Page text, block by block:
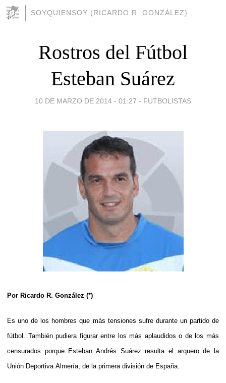
SOYQUIENSOY (RICARDO R. GONZÁLEZ)
Rostros del Fútbol
Esteban Suárez
10 DE MARZO DE 2014 - 01:27 - FUTBOLISTAS
Por Ricardo R. González (*)
Es uno de los hombres que más tensiones sufre durante un partido de
fútbol. También pudiera figurar entre los más aplaudidos o de los más
censurados porque Esteban Andrés Suárez resulta el arquero de la
Unión Deportiva Almería, de la primera división de España.